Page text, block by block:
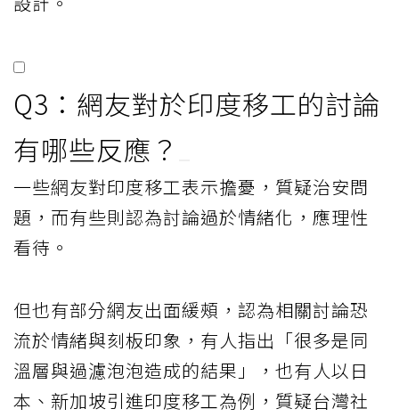
Q3：網友對於印度移工的討論
有哪些反應？
一些網友對印度移工表示擔憂，質疑治安問
題，而有些則認為討論過於情緒化，應理性
看待。
但也有部分網友出面緩頰，認為相關討論恐
流於情緒與刻板印象，有人指出「很多是同
溫層與過濾泡泡造成的結果」，也有人以日
本、新加坡引進印度移工為例，質疑台灣社